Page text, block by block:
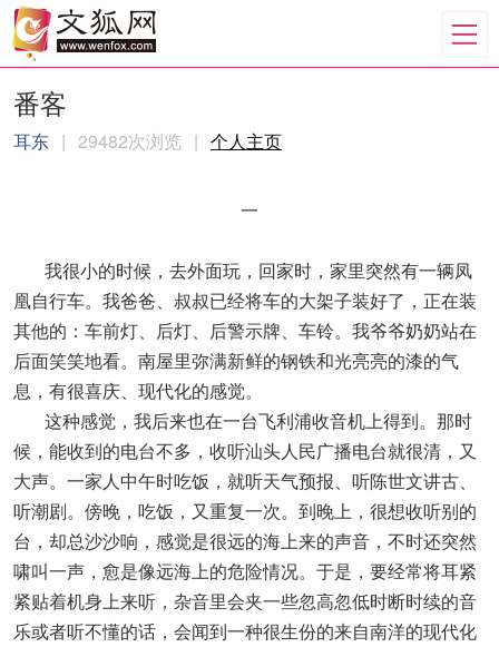
番客
耳东 | 29482次浏览 | 个人主页
一
我很小的时候，去外面玩，回家时，家里突然有一辆凤
凰自行车。我爸爸、叔叔已经将车的大架子装好了，正在装
其他的：车前灯、后灯、后警示牌、车铃。我爷爷奶奶站在
后面笑笑地看。南屋里弥满新鲜的钢铁和光亮亮的漆的气
息，有很喜庆、现代化的感觉。
这种感觉，我后来也在一台飞利浦收音机上得到。那时
候，能收到的电台不多，收听汕头人民广播电台就很清，又
大声。一家人中午时吃饭，就听天气预报、听陈世文讲古、
听潮剧。傍晚，吃饭，又重复一次。到晚上，很想收听别的
台，却总沙沙响，感觉是很远的海上来的声音，不时还突然
啸叫一声，愈是像远海上的危险情况。于是，要经常将耳紧
紧贴着机身上来听，杂音里会夹一些忽高忽低时断时续的音
乐或者听不懂的话，会闻到一种很生份的来自南洋的现代化